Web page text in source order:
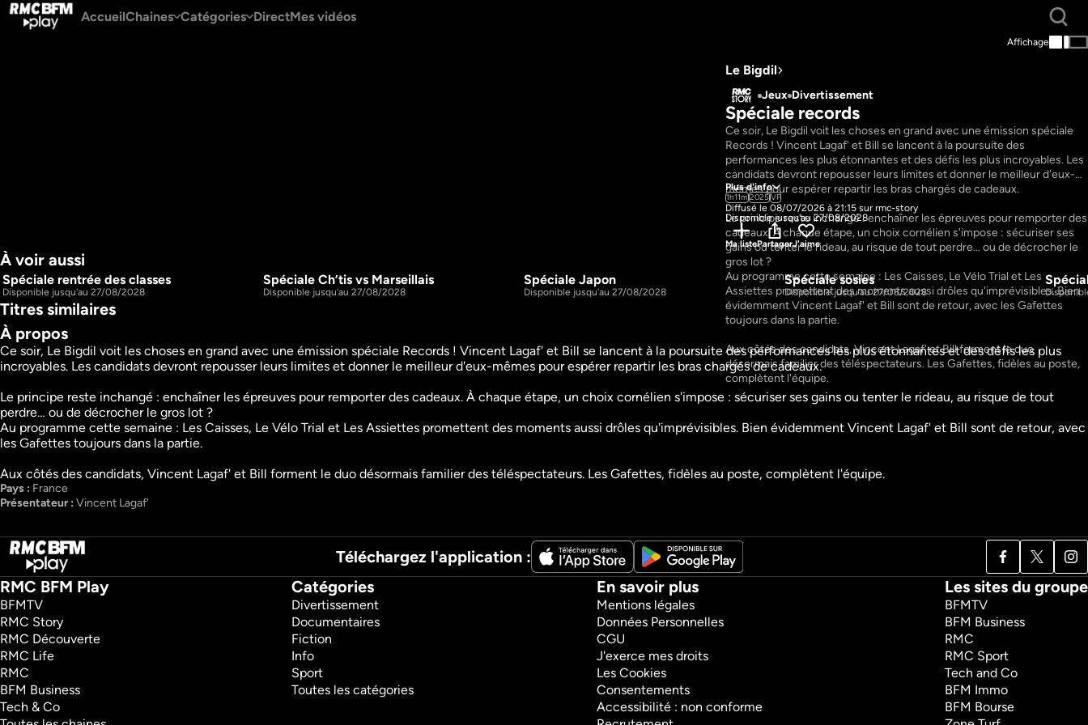
AccueilChaines Catégories DirectMes vidéos
Affichage
Le Bigdil
Jeux Divertissement
Spéciale records
Ce soir, Le Bigdil voit les choses en grand avec une émission spéciale
Records ! Vincent Lagaf' et Bill se lancent à la poursuite des
performances les plus étonnantes et des défis les plus incroyables. Les
candidats devront repousser leurs limites et donner le meilleur d'eux-
mêmes pour espérer repartir les bras chargés de cadeaux.
Le principe reste inchangé : enchaîner les épreuves pour remporter des
cadeaux. À chaque étape, un choix cornélien s'impose : sécuriser ses
gains ou tenter le rideau, au risque de tout perdre… ou de décrocher le
gros lot ?
Au programme cette semaine : Les Caisses, Le Vélo Trial et Les
Assiettes promettent des moments aussi drôles qu'imprévisibles. Bien
évidemment Vincent Lagaf' et Bill sont de retour, avec les Gafettes
toujours dans la partie.
Aux côtés des candidats, Vincent Lagaf' et Bill forment le duo
désormais familier des téléspectateurs. Les Gafettes, fidèles au poste,
complètent l'équipe.
Plus d'info
1h11m2025VF
Diffusé le 08/07/2026 à 21:15 sur rmc-story
Disponible jusqu'au 27/08/2028
Ma listePartagerJ'aime
À voir aussi
S2 E1
Spéciale rentrée des classes
Disponible jusqu'au 27/08/2028 S2 E2
Spéciale Ch’tis vs Marseillais
Disponible jusqu'au 27/08/2028 S2 E3 1h11m
Spéciale Japon
Disponible jusqu'au 27/08/2028 S2 E4 1h11m
Spéciale sosies
Disponible jusqu'au 27/08/2028 S2 E5
Titres similaires
Le Bigdil des années 90
Divertissement
Le grand bêtisier
Divertissement
Le super bêtisier télé
Humour
Divertissement
Le super bêtisier
Divertissement
C'est mon choix
Divertissement
À propos
Ce soir, Le Bigdil voit les choses en grand avec une émission spéciale Records ! Vincent Lagaf' et Bill se lancent à la poursuite des performances les plus étonnantes et des défis les plus
incroyables. Les candidats devront repousser leurs limites et donner le meilleur d'eux-mêmes pour espérer repartir les bras chargés de cadeaux.
Le principe reste inchangé : enchaîner les épreuves pour remporter des cadeaux. À chaque étape, un choix cornélien s'impose : sécuriser ses gains ou tenter le rideau, au risque de tout
perdre… ou de décrocher le gros lot ?
Au programme cette semaine : Les Caisses, Le Vélo Trial et Les Assiettes promettent des moments aussi drôles qu'imprévisibles. Bien évidemment Vincent Lagaf' et Bill sont de retour, avec
les Gafettes toujours dans la partie.
Aux côtés des candidats, Vincent Lagaf' et Bill forment le duo désormais familier des téléspectateurs. Les Gafettes, fidèles au poste, complètent l'équipe.
Pays : France
Présentateur : Vincent Lagaf'
Téléchargez l'application :
RMC BFM Play
BFMTV
RMC Story
RMC Découverte
RMC Life
RMC
BFM Business
Tech & Co
Catégories
Divertissement
Documentaires
Fiction
Info
Sport
Toutes les catégories
En savoir plus
Mentions légales
Données Personnelles
CGU
J'exerce mes droits
Les Cookies
Consentements
Accessibilité : non conforme
Les sites du groupe
BFMTV
BFM Business
RMC
RMC Sport
Tech and Co
BFM Immo
BFM Bourse